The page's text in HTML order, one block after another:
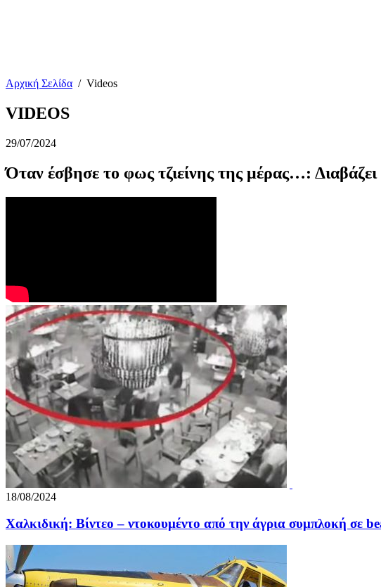
Αρχική Σελίδα / Videos
VIDEOS
29/07/2024
Όταν έσβησε το φως τζιείνης της μέρας…:
18/08/2024
Χαλκιδική: Βίντεο – ντοκουμέντο από την άγρια συμπλοκή σε